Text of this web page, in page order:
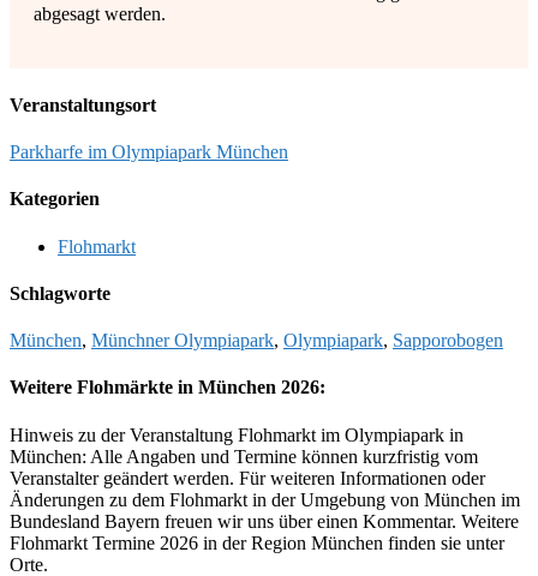
abgesagt werden.
Veranstaltungsort
Parkharfe im Olympiapark München
Kategorien
Flohmarkt
Schlagworte
München, Münchner Olympiapark, Olympiapark, Sapporobogen
Weitere Flohmärkte in München 2026:
Hinweis zu der Veranstaltung Flohmarkt im Olympiapark in
München: Alle Angaben und Termine können kurzfristig vom
Veranstalter geändert werden. Für weiteren Informationen oder
Änderungen zu dem Flohmarkt in der Umgebung von München im
Bundesland Bayern freuen wir uns über einen Kommentar. Weitere
Flohmarkt Termine 2026 in der Region München finden sie unter
Orte.